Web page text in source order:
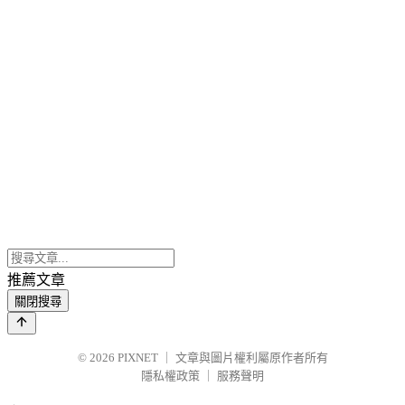
推薦文章
關閉搜尋
© 2026 PIXNET
文章與圖片權利屬原作者所有
隱私權政策
服務聲明